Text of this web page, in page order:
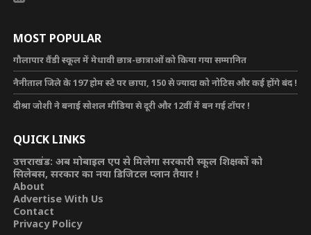
MOST POPULAR
गौलापार वैंडी स्कूल में मेधावी छात्र-छात्राओं को किया गया सम्मानित
नैनीताल जिले के 197 होम स्टे पर छापा, 150 से ज्यादा को नोटिस और कई होंगे बंद !
दीश्रा जोशी ने बनाई सोशल मीडिया से दूरी और 12वीं में बन गई टॉपर !
QUICK LINKS
उत्तराखंड: अब मोबाइल एप से मिलेगा सरकारी स्कूल शिक्षकों को
सिलेबस, सरकार का नया डिजिटल प्लान तैयार !
About
Advertise With Us
Contact
Privacy Policy